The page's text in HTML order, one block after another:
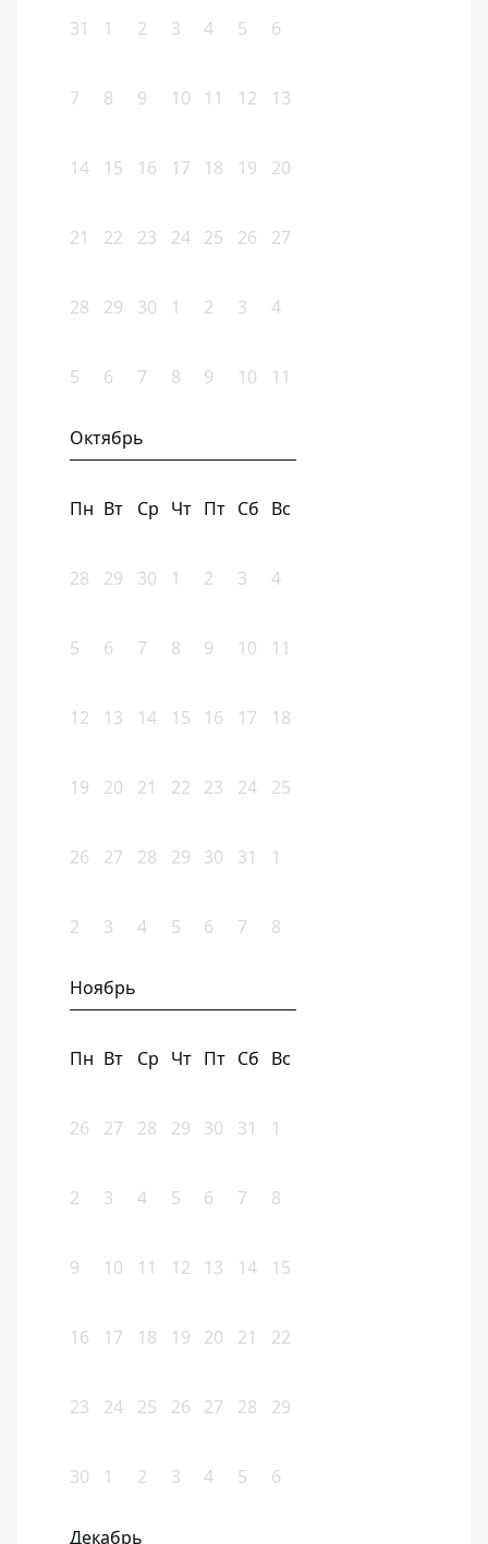
31 1 2 3 4 5 6
7 8 9 10 11 12 13
14 15 16 17 18 19 20
21 22 23 24 25 26 27
28 29 30 1 2 3 4
5 6 7 8 9 10 11
Октябрь
Пн Вт Ср Чт Пт Сб Вс
28 29 30 1 2 3 4
5 6 7 8 9 10 11
12 13 14 15 16 17 18
19 20 21 22 23 24 25
26 27 28 29 30 31 1
2 3 4 5 6 7 8
Ноябрь
Пн Вт Ср Чт Пт Сб Вс
26 27 28 29 30 31 1
2 3 4 5 6 7 8
9 10 11 12 13 14 15
16 17 18 19 20 21 22
23 24 25 26 27 28 29
30 1 2 3 4 5 6
Декабрь